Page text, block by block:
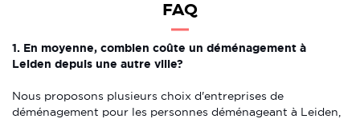
FAQ
1. En moyenne, combien coûte un déménagement à
Leiden depuis une autre ville?
Nous proposons plusieurs choix d'entreprises de
déménagement pour les personnes déménageant à Leiden,